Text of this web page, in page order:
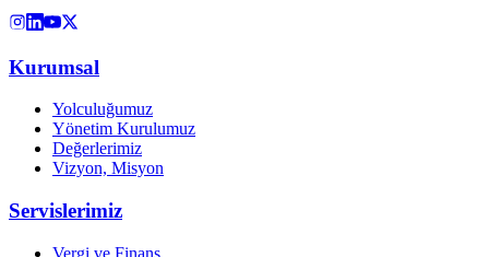
Kurumsal
Yolculuğumuz
Yönetim Kurulumuz
Değerlerimiz
Vizyon, Misyon
Servislerimiz
Vergi ve Finans